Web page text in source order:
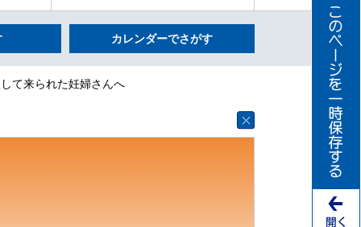
カレンダーでさがす
て来られた妊婦さんへ